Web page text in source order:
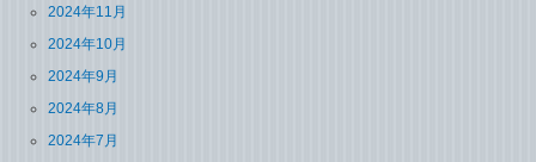
2024年11月
2024年10月
2024年9月
2024年8月
2024年7月